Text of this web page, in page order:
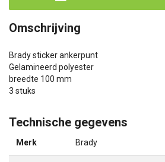
Omschrijving
Brady sticker ankerpunt
Gelamineerd polyester
breedte 100 mm
3 stuks
Technische gegevens
Merk Brady